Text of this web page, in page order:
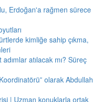
Erdoğan'a rağmen sürece
kimliğe sahip çıkma,
atılacak mı? Süreç
olarak Abdullah
| Uzman konuklarla ortak